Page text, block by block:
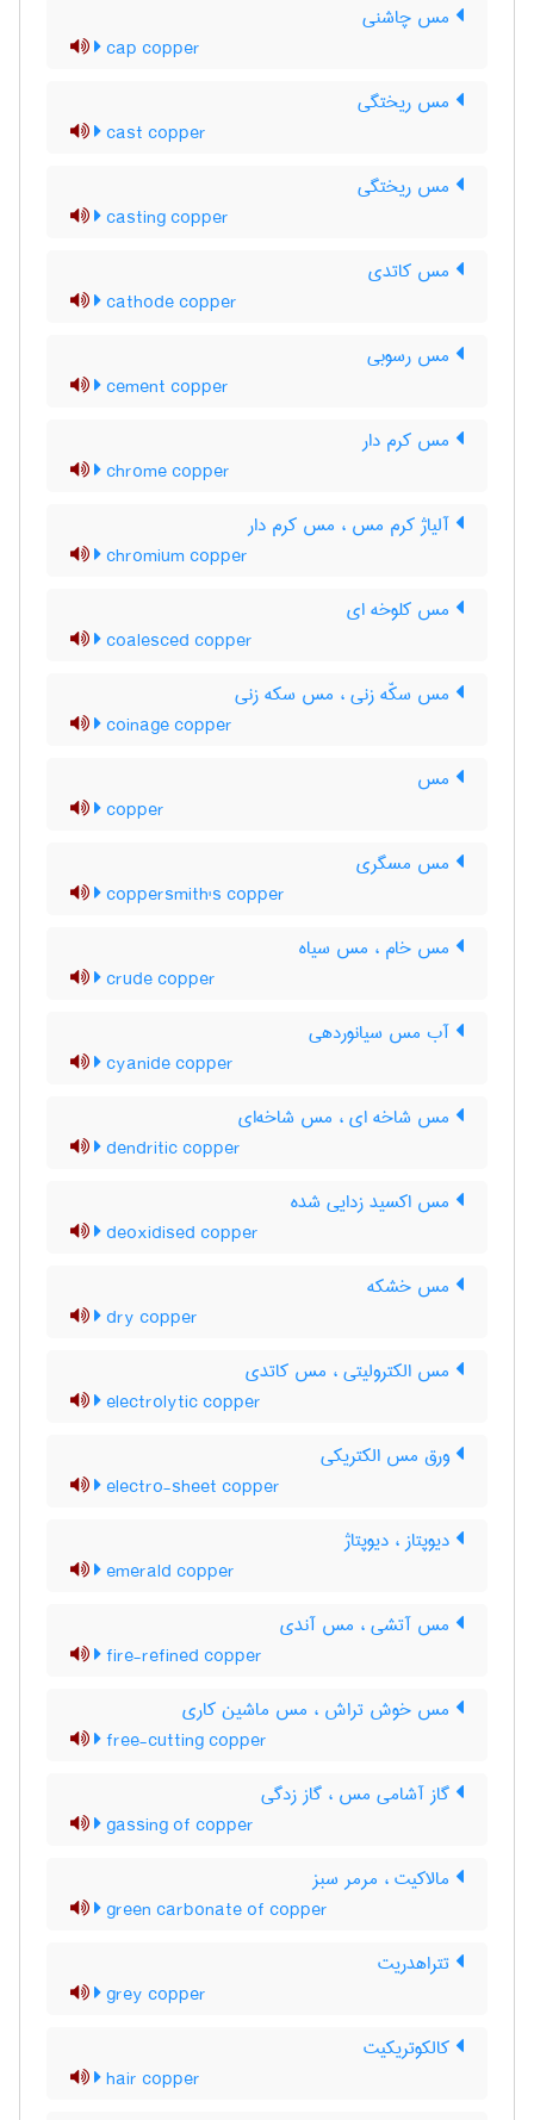
مس چاشنی
cap copper
مس ریختگی
cast copper
مس ریختگی
casting copper
مس کاتدی
cathode copper
مس رسوبی
cement copper
مس کرم دار
chrome copper
آلیاژ کرم مس ، مس کرم دار
chromium copper
مس کلوخه ای
coalesced copper
مس سکّه زنی ، مس سکه زنی
coinage copper
مس
copper
مس مسگری
coppersmith's copper
مس خام ، مس سیاه
crude copper
آب مس سیانوردهی
cyanide copper
مس شاخه ای ، مس شاخه‌ای
dendritic copper
مس اکسید زدایی شده
deoxidised copper
مس خشکه
dry copper
مس الکترولیتی ، مس کاتدی
electrolytic copper
ورق مس الکتریکی
electro-sheet copper
دیوپتاز ، دیوپتاژ
emerald copper
مس آتشی ، مس آندی
fire-refined copper
مس خوش تراش ، مس ماشین کاری
free-cutting copper
گاز آشامی مس ، گاز زدگی
gassing of copper
مالاکیت ، مرمر سبز
green carbonate of copper
تتراهدریت
grey copper
کالکوتریکیت
hair copper